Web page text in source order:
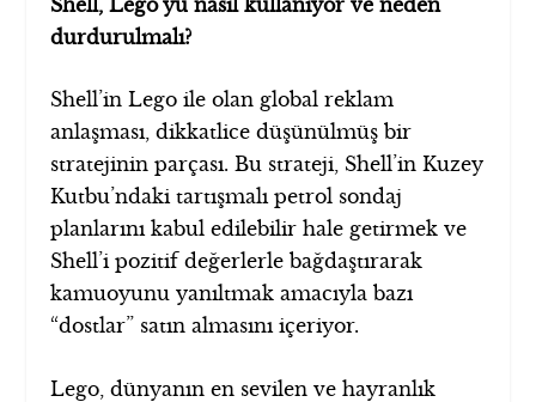
durdurulmalı?
Shell’in Lego ile olan global reklam
anlaşması, dikkatlice düşünülmüş bir
stratejinin parçası. Bu strateji, Shell’in Kuzey
Kutbu’ndaki tartışmalı petrol sondaj
planlarını kabul edilebilir hale getirmek ve
Shell’i pozitif değerlerle bağdaştırarak
kamuoyunu yanıltmak amacıyla bazı
“dostlar” satın almasını içeriyor.
Lego, dünyanın en sevilen ve hayranlık